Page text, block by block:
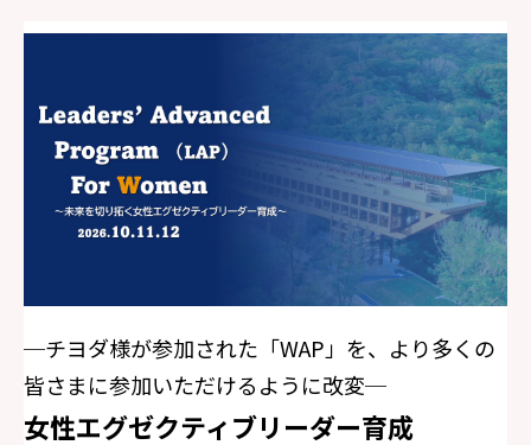
─チヨダ様が参加された「WAP」を、より多くの
皆さまに参加いただけるように改変─
女性エグゼクティブリーダー育成